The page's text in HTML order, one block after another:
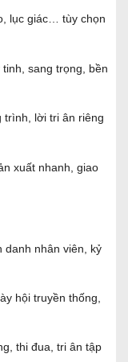
lục giác… tùy chọn
sang trọng, bền
trình, lời tri ân riêng
xuất nhanh, giao
danh nhân viên, kỷ
hội truyền thống,
thi đua, tri ân tập